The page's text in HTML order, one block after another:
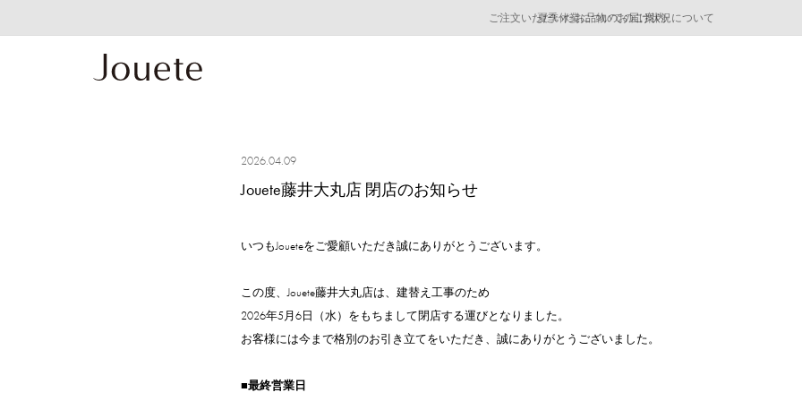
採用のご案内
ご注文いただいたお品物のお届け状況について
夏季休業についてのご案内
WEB LIMITED ITEMS >>
採用のご案内
ご注文いただいたお品物のお届け状況について
2026.04.09
Jouete藤井大丸店 閉店のお知らせ
いつもJoueteをご愛顧いただき誠にありがとうございます。
この度、Jouete藤井大丸店は、建替え工事のため
2026年5月6日（水）をもちまして閉店する運びとなりました。
お客様には今まで格別のお引き立てをいただき、誠にありがとうございました。
■最終営業日